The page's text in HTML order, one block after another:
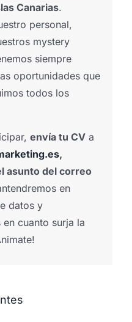
Canarias.
personal,
mystery
siempre
oportunidades que
todos los
envía tu CVa
,
asunto del correo
en
datos y
cuanto surja la